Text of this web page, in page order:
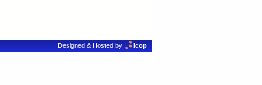
Designed & Hosted by Icop